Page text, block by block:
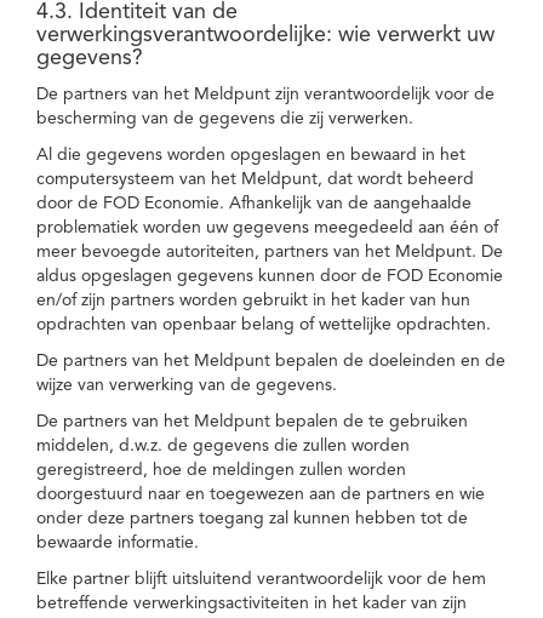
4.3. Identiteit van de
verwerkingsverantwoordelijke: wie verwerkt uw
gegevens?
De partners van het Meldpunt zijn verantwoordelijk voor de
bescherming van de gegevens die zij verwerken.
Al die gegevens worden opgeslagen en bewaard in het
computersysteem van het Meldpunt, dat wordt beheerd
door de FOD Economie. Afhankelijk van de aangehaalde
problematiek worden uw gegevens meegedeeld aan één of
meer bevoegde autoriteiten, partners van het Meldpunt. De
aldus opgeslagen gegevens kunnen door de FOD Economie
en/of zijn partners worden gebruikt in het kader van hun
opdrachten van openbaar belang of wettelijke opdrachten.
De partners van het Meldpunt bepalen de doeleinden en de
wijze van verwerking van de gegevens.
De partners van het Meldpunt bepalen de te gebruiken
middelen, d.w.z. de gegevens die zullen worden
geregistreerd, hoe de meldingen zullen worden
doorgestuurd naar en toegewezen aan de partners en wie
onder deze partners toegang zal kunnen hebben tot de
bewaarde informatie.
Elke partner blijft uitsluitend verantwoordelijk voor de hem
betreffende verwerkingsactiviteiten in het kader van zijn